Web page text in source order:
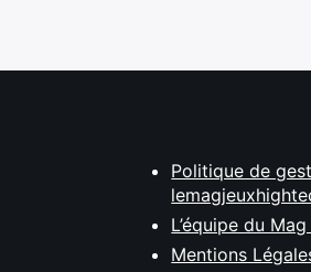
Politique de
L’équipe du
Mentions